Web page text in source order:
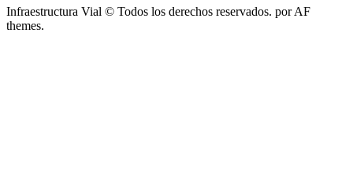
Infraestructura Vial © Todos los derechos reservados. por AF
themes.